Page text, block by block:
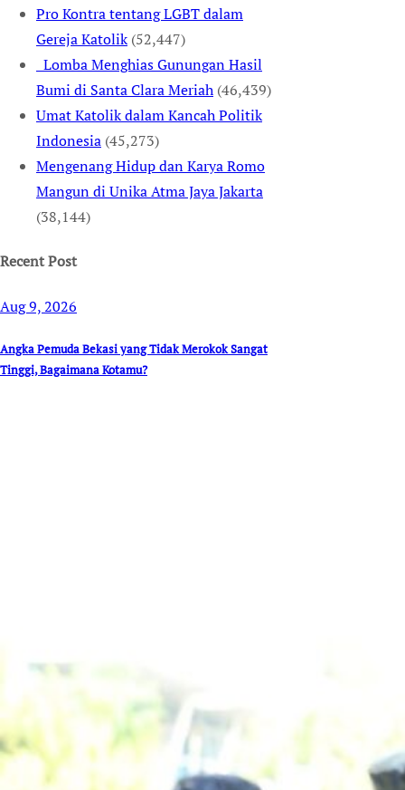
Pro Kontra tentang LGBT dalam
Gereja Katolik (52,447)
Lomba Menghias Gunungan Hasil
Bumi di Santa Clara Meriah (46,439)
Umat Katolik dalam Kancah Politik
Indonesia (45,273)
Mengenang Hidup dan Karya Romo
Mangun di Unika Atma Jaya Jakarta
(38,144)
Recent Post
Aug 9, 2026
Angka Pemuda Bekasi yang Tidak Merokok Sangat
Tinggi, Bagaimana Kotamu?